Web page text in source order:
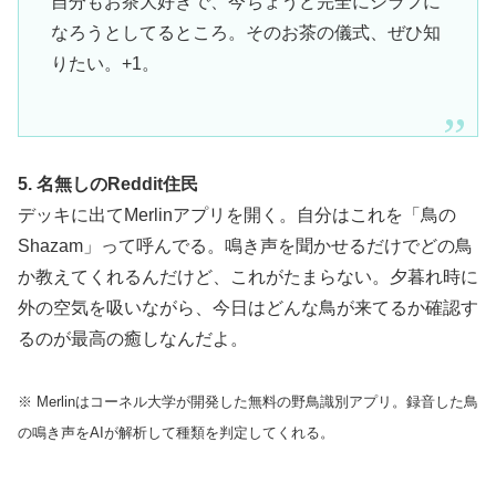
なろうとしてるところ。そのお茶の儀式、ぜひ知
りたい。+1。
5. 名無しのReddit住民
デッキに出てMerlinアプリを開く。自分はこれを「鳥の
Shazam」って呼んでる。鳴き声を聞かせるだけでどの鳥
か教えてくれるんだけど、これがたまらない。夕暮れ時に
外の空気を吸いながら、今日はどんな鳥が来てるか確認す
るのが最高の癒しなんだよ。
※ Merlinはコーネル大学が開発した無料の野鳥識別アプリ。録音した鳥
の鳴き声をAIが解析して種類を判定してくれる。